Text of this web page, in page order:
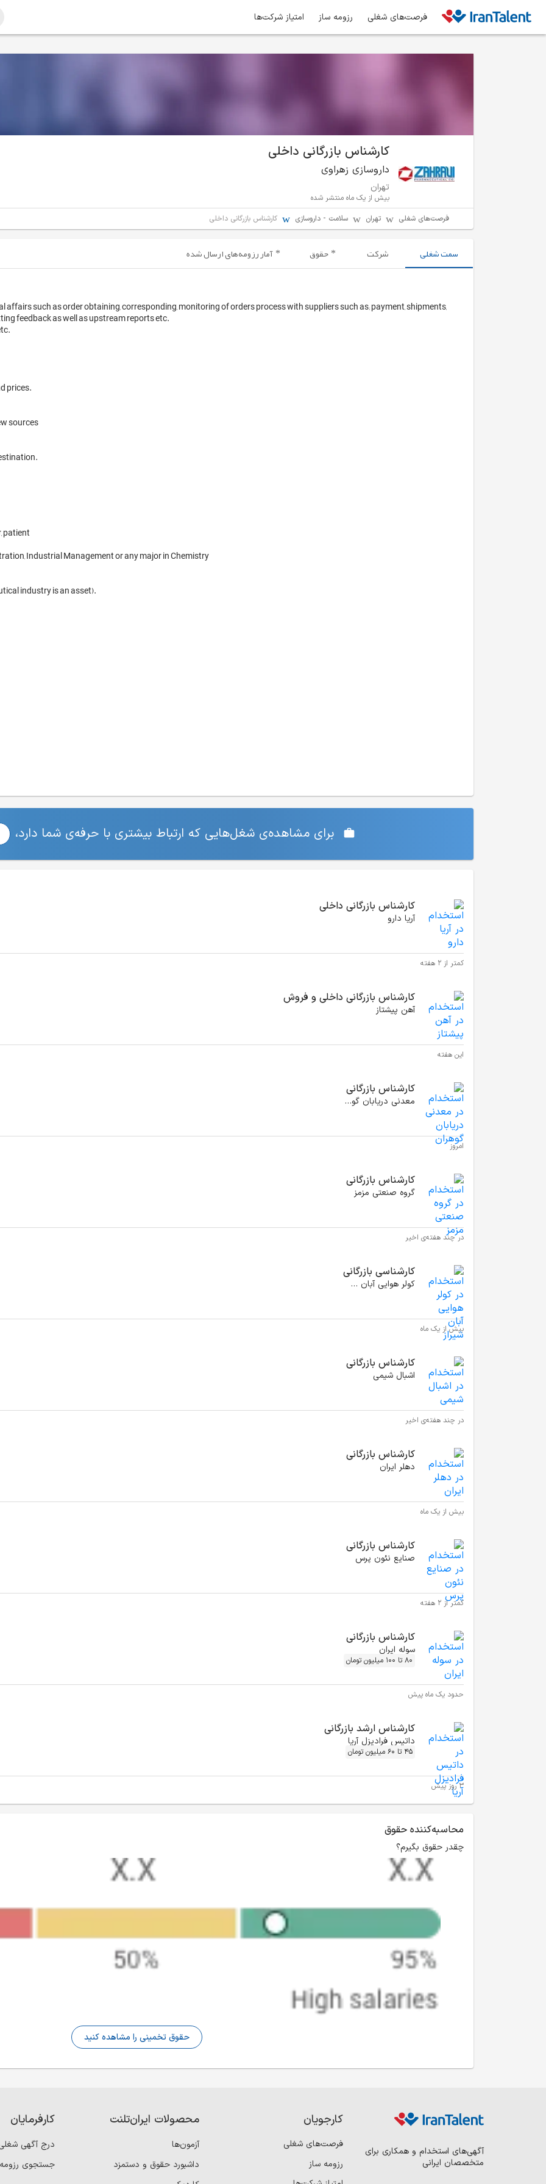
فرصت‌های شغلی رزومه ساز امتیاز شرکت‌ها
کارشناس بازرگانی داخلی
داروسازی زهراوی
تهران
بیش از یک ماه منتشر شده
فرصت‌های شغلی تهران سلامت - داروسازی کارشناس بازرگانی داخلی
سمت شغلی شرکت حقوق آمار رزومه‌های ارسال شده
such as order obtaining, corresponding, monitoring of orders process with suppliers such as; payment, shipments,
feedback as well as upstream reports etc.
prices.
sources
patient
Industrial Management or any major in Chemistry
industry is an asset).
برای مشاهده‌ی شغل‌هایی که ارتباط بیشتری با حرفه‌ی شما دارد،
کارشناس بازرگانی داخلی
آریا دارو
کمتر از ۲ هفته
کارشناس بازرگانی داخلی و فروش
آهن پیشتاز
این هفته
کارشناس بازرگانی
معدنی دریابان گوهران
امروز
کارشناس بازرگانی
گروه صنعتی مزمز
در چند هفته‌ی اخیر
کارشناسی بازرگانی
کولر هوایی آبان شیراز
بیش از یک ماه
کارشناس بازرگانی
اشبال شیمی
در چند هفته‌ی اخیر
کارشناس بازرگانی
دهلر ایران
بیش از یک ماه
کارشناس بازرگانی
صنایع نئون پرس
کمتر از ۲ هفته
کارشناس بازرگانی
سوله ایران
80 تا 100 میلیون تومان
حدود یک ماه پیش
کارشناس ارشد بازرگانی
داتیس فرادیزل آریا
45 تا 60 میلیون تومان
3 روز پیش
محاسبه‌کننده حقوق
چقدر حقوق بگیرم؟
حقوق تخمینی را مشاهده کنید
آگهی‌های استخدام و همکاری برای
متخصصان ایرانی
کارجویان
فرصت‌های شغلی
رزومه ساز
محصولات ایران‌تلنت
آزمون‌ها
داشبورد حقوق و دستمزد
کارفرمایان
درج آگهی
جستجوی رزومه